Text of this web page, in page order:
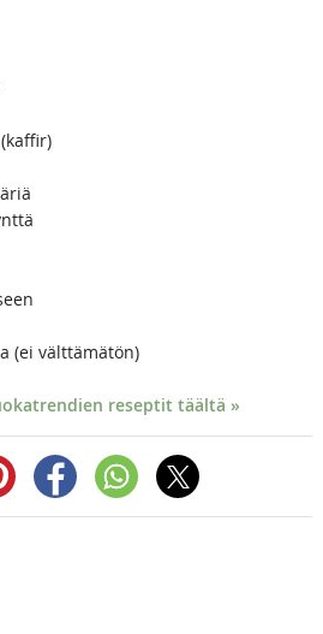
(ei välttämätön)
reseptit täältä »